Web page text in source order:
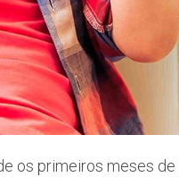
os primeiros meses